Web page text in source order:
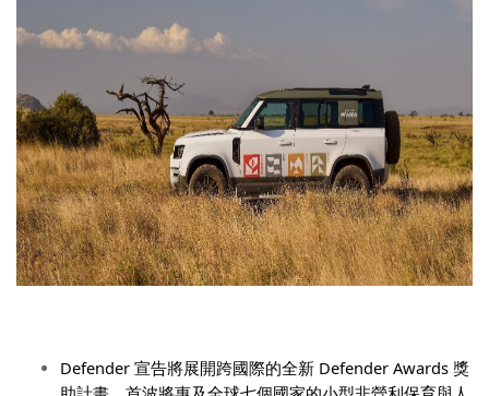
Defender 宣告將展開跨國際的全新 Defender Awards 獎